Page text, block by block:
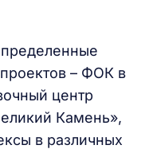
– ФОК в
центр
Камень»,
в различных